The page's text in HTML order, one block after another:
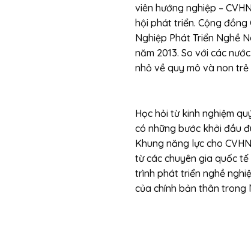
viên hướng nghiệp –
hội phát triển. Cộng đồng
Nghiệp Phát Triển Nghề
năm 2013. So với các
nhỏ về quy mô và non trẻ
Học hỏi từ kinh nghiệm
có những bước khởi đầu
Khung năng lực cho
từ các chuyên gia quốc
trình phát triển nghề
của chính bản thân trong